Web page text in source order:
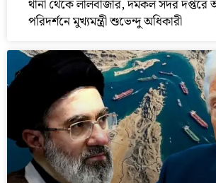
থানা থেকে লালবাজার, দমকল সদর
পরিদর্শনে মুখ্যমন্ত্রী শুভেন্দু অধিকারী